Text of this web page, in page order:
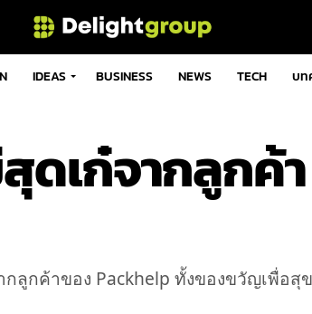
IDEAS BUSINESS NEWS TECH บท
ดเก๋จากลูกค้า
ลูกค้าของ Packhelp ทั้งของขวัญเพื่อสุ